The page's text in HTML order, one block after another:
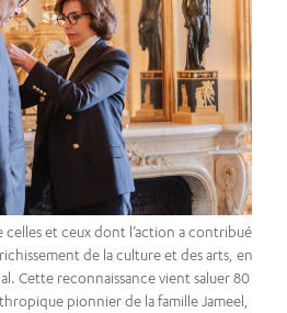
celles et ceux dont l’action a contribué
de la culture et des arts, en
Cette reconnaissance vient saluer 80
pionnier de la famille Jameel,